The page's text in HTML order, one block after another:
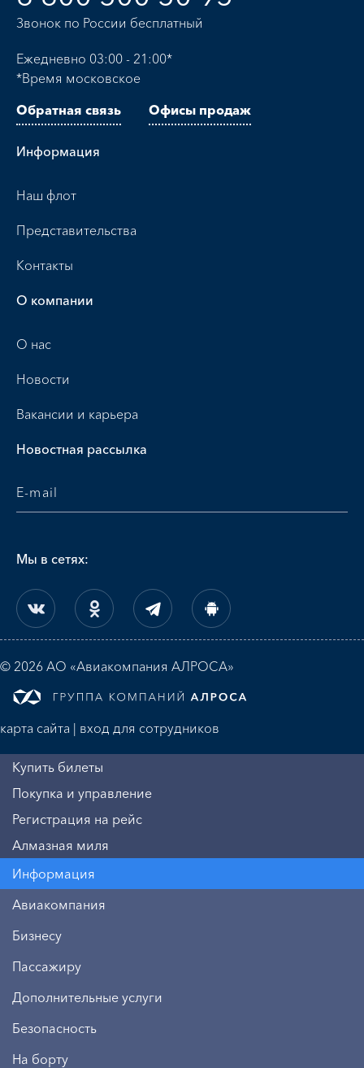
Звонок по России бесплатный
Ежедневно 03:00 - 21:00*
*Время московское
Обратная связь
Офисы продаж
Информация
Наш флот
Представительства
Контакты
О компании
О нас
Новости
Вакансии и карьера
Новостная рассылка
Мы в сетях:
© 2026 АО «Авиакомпания АЛРОСА»
карта сайта | вход для сотрудников
Купить билеты
Покупка и управление
Регистрация на рейс
Алмазная миля
Информация
Авиакомпания
Бизнесу
Пассажиру
Дополнительные услуги
Безопасность
На борту